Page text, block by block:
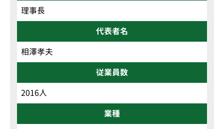
理事長
代表者名
相澤孝夫
従業員数
2016人
業種